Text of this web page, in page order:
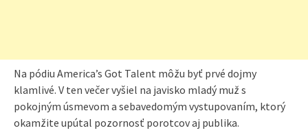
Na pódiu America’s Got Talent môžu byť prvé dojmy
klamlivé. V ten večer vyšiel na javisko mladý muž s
pokojným úsmevom a sebavedomým vystupovaním, ktorý
okamžite upútal pozornosť porotcov aj publika.